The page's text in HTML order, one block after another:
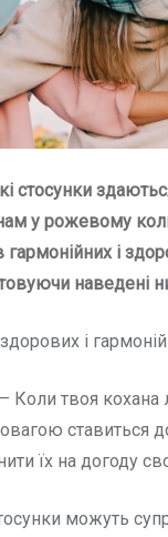
стосунки
у рожевому
і
наведені
і
– Коли твоя
ставиться
їх на догоду
можуть